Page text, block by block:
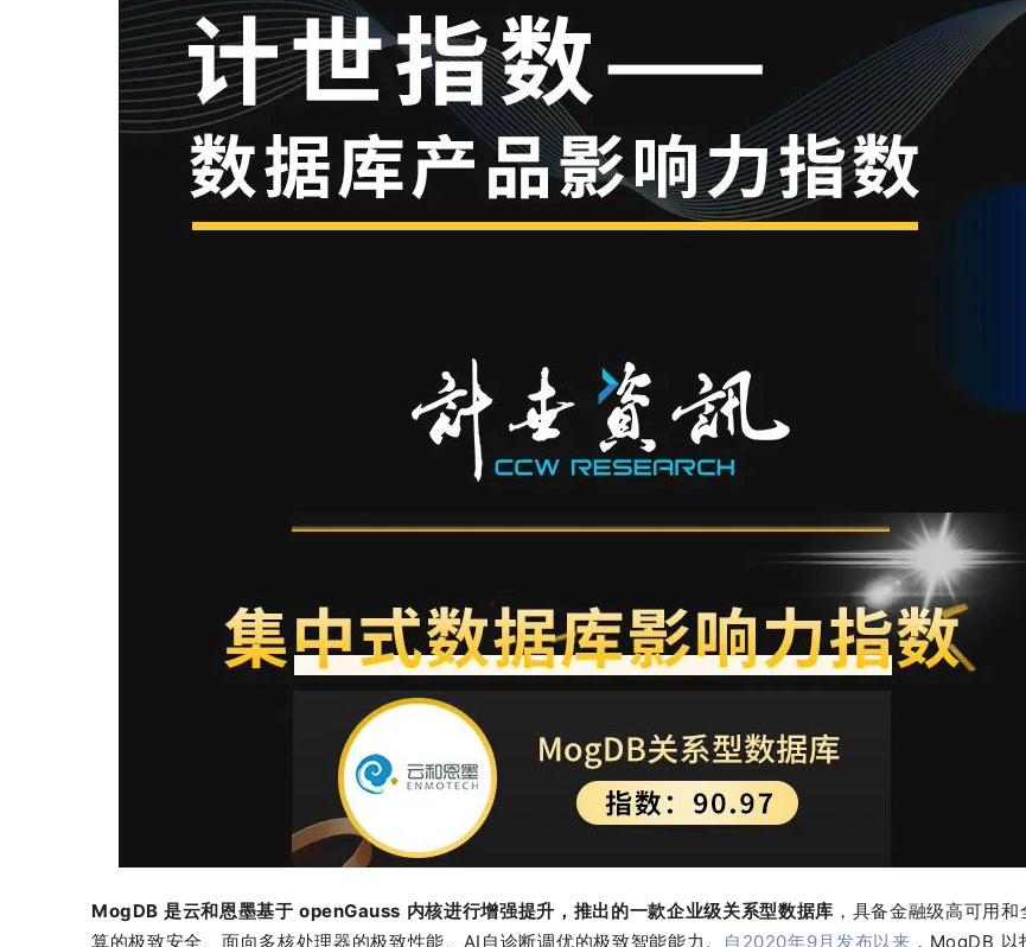
MogDB 是云和恩墨基于 openGauss 内核进行增强提升，推出的一款企业级关系型数据库 ，具备金融级高可用
算的极致安全、面向多核处理器的极致性能、AI自诊断调优的极致智能能力。
自2020年9月发布以来 ，MogDB 以